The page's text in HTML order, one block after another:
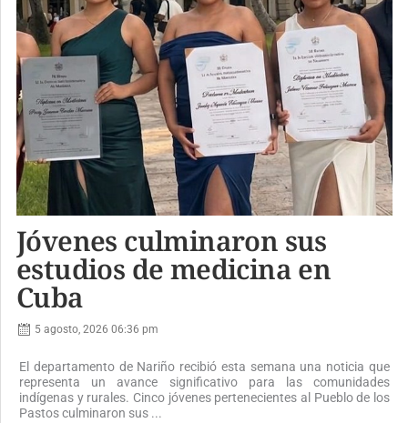
Jóvenes culminaron sus
estudios de medicina en
Cuba
5 agosto, 2026 06:36 pm
El departamento de Nariño recibió esta semana una noticia que
representa un avance significativo para las comunidades
indígenas y rurales. Cinco jóvenes pertenecientes al Pueblo de los
Pastos culminaron sus ...